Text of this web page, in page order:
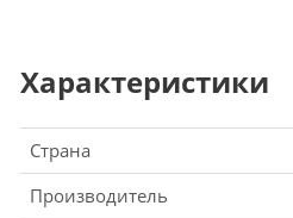
Характеристики
Страна
Производитель